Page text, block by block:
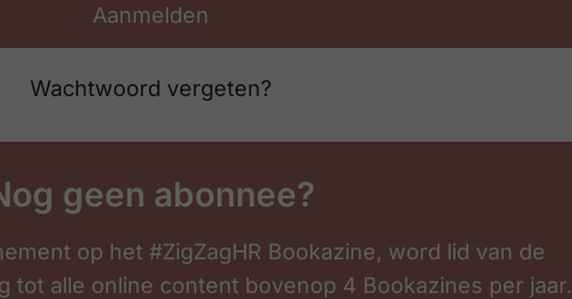
Aanmelden
Wachtwoord vergeten?
geen abonnee?
op het #ZigZagHR Bookazine, word lid van de
tot alle online content bovenop 4 Bookazines per jaar.